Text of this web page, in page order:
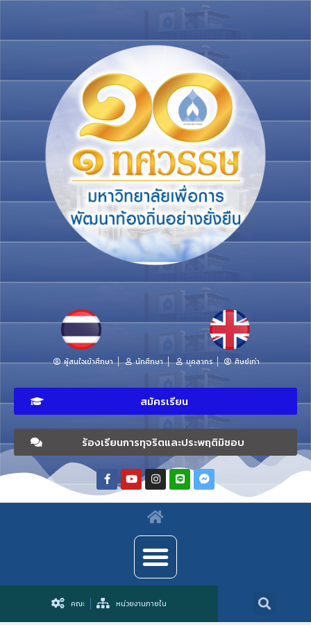
ผู้สนใจเข้าศึกษา นักศึกษา บุคลากร ศิษย์เก่า
สมัครเรียน
ร้องเรียนการทุจริตและประพฤติมิชอบ
คณะ หน่วยงานภายใน